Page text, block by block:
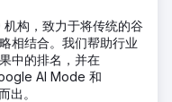
构，致力于将传统的谷
相结合。我们帮助行业
中的排名，并在
AI Mode 和
出。